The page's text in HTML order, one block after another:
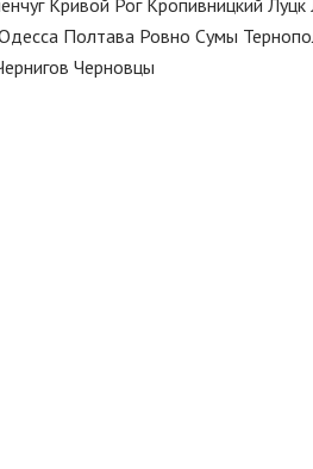
Кривой Рог Кропивницкий Луцк
Полтава Ровно Сумы
Черновцы